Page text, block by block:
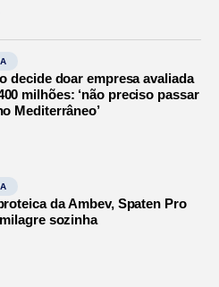
decide doar empresa avaliada
milhões: ‘não preciso passar
Mediterrâneo’
da Ambev, Spaten Pro
sozinha